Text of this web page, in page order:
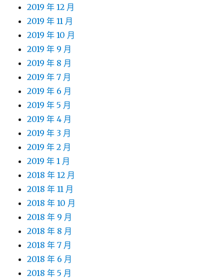
2019 年 12 月
2019 年 11 月
2019 年 10 月
2019 年 9 月
2019 年 8 月
2019 年 7 月
2019 年 6 月
2019 年 5 月
2019 年 4 月
2019 年 3 月
2019 年 2 月
2019 年 1 月
2018 年 12 月
2018 年 11 月
2018 年 10 月
2018 年 9 月
2018 年 8 月
2018 年 7 月
2018 年 6 月
2018 年 5 月